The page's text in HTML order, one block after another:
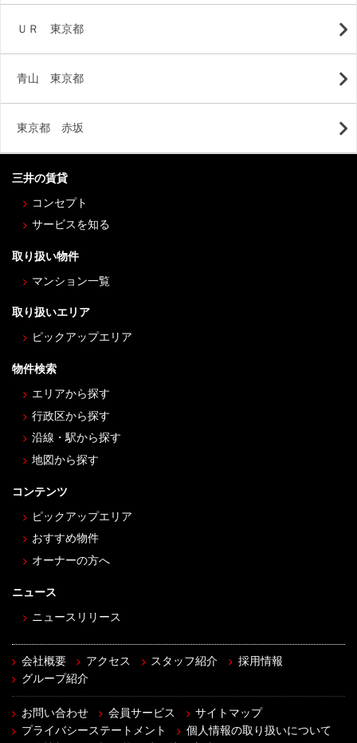
ＵＲ 東京都
青山 東京都
東京都 赤坂
三井の賃貸
コンセプト
サービスを知る
取り扱い物件
マンション一覧
取り扱いエリア
ピックアップエリア
物件検索
エリアから探す
行政区から探す
沿線・駅から探す
地図から探す
コンテンツ
ピックアップエリア
おすすめ物件
オーナーの方へ
ニュース
ニュースリリース
会社概要 アクセス スタッフ紹介
採用情報
グループ紹介
お問い合わせ 会員サービス
サイトマップ
プライバシーステートメント
個人情報の取り扱いについて